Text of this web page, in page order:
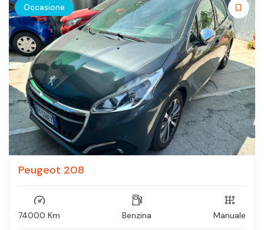
Occasione
Peugeot 208
74000 Km Benzina Manuale